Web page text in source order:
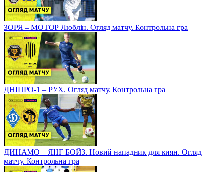
ЗОРЯ – МОТОР Люблін. Огляд матчу. Контрольна гра
ДНІПРО-1 – РУХ. Огляд матчу. Контрольна гра
ДИНАМО – ЯНГ БОЙЗ. Новий нападник для киян. Огляд
матчу. Контрольна гра